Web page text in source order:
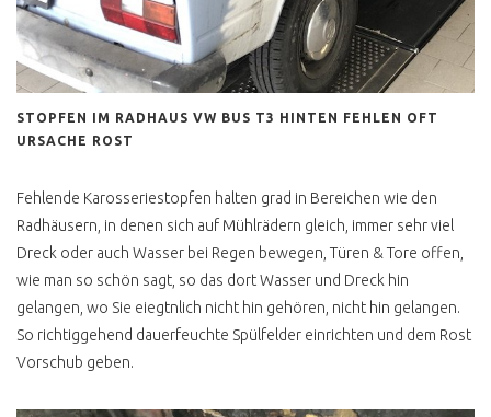
STOPFEN IM RADHAUS VW BUS T3 HINTEN FEHLEN OFT
URSACHE ROST
Fehlende Karosseriestopfen halten grad in Bereichen wie den
Radhäusern, in denen sich auf Mühlrädern gleich, immer sehr viel
Dreck oder auch Wasser bei Regen bewegen, Türen & Tore offen,
wie man so schön sagt, so das dort Wasser und Dreck hin
gelangen, wo Sie eiegtnlich nicht hin gehören, nicht hin gelangen.
So richtiggehend dauerfeuchte Spülfelder einrichten und dem Rost
Vorschub geben.